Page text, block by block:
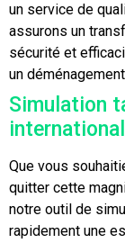
un service de
assurons un
sécurité et
un
Simulation
Que vous
quitter cette
notre outil de
rapidement une